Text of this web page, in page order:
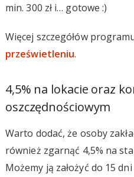
min. 300 zł i… gotowe :)
Więcej szczegółów
prześwietleniu.
4,5% na lokacie oraz
oszczędnościowym
Warto dodać, że osoby
również zgarnąć 4,5% na
Możemy ją założyć do 15